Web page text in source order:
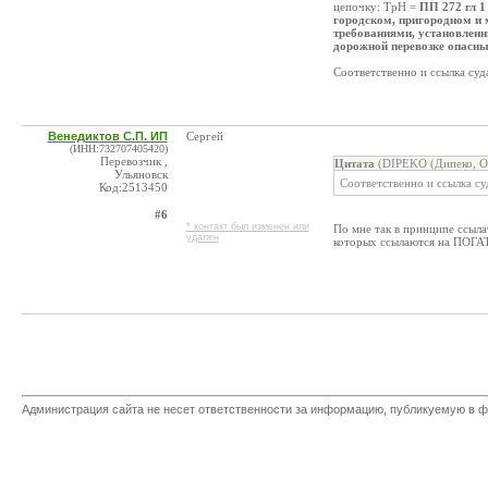
цепочку: ТрН = ПП 272 гл 1
городском, пригородном и
требованиями,
дорожной перевозке
Соответственно и ссылка
Венедиктов С.П. ИП
(ИНН:732707405420)
Перевозчик ,
Ульяновск
Код:2513450
#6
Сергей
* контакт был изменен или
удален
Цитата (DIPEKO (Дипеко,
Соответственно и ссылка
По мне так в принципе
которых ссылаются на
Администрация сайта не несет ответственности за информацию, публикуемую